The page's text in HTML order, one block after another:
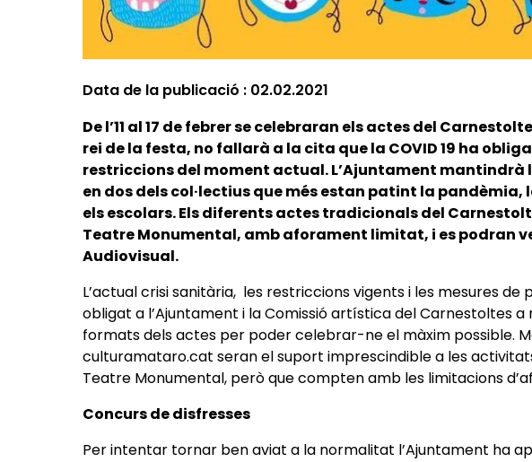
Data de la publicació : 02.02.2021
De l’11 al 17 de febrer se celebraran els actes del
rei de la festa, no fallarà a la cita que la COVID 19 ha
restriccions del moment actual. L’Ajuntament mantindrà
en dos dels col·lectius que més estan patint la pandèmia,
els escolars. Els diferents actes tradicionals del
Teatre Monumental, amb aforament limitat, i es podran
Audiovisual.
L’actual crisi sanitària, les restriccions vigents i les mesures
obligat a l’Ajuntament i la Comissió artística del Carnestoltes
formats dels actes per poder celebrar-ne el màxim possible.
culturamataro.cat seran el suport imprescindible a les
Teatre Monumental, però que compten amb les limitacions
Concurs de disfresses
Per intentar tornar ben aviat a la normalitat l’Ajuntament ha